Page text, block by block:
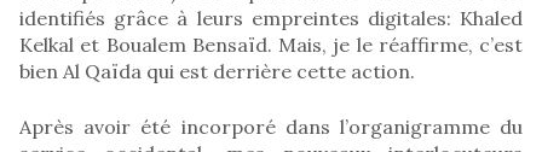
identifiés grâce à leurs empreintes digitales: Khaled
Kelkal et Boualem Bensaïd. Mais, je le réaffirme, c’est
bien Al Qaïda qui est derrière cette action.
Après avoir été incorporé dans l’organigramme du